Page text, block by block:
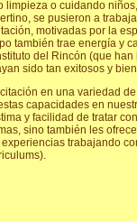
o cuidando
se pusieron a
motivadas por la
también trae energía y
del Rincón (que
sido tan exitosos y
en una variedad
capacidades en
y facilidad de tratar
sino también les
trabajando